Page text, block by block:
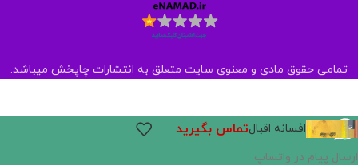
تمامی حقوق مادی و معنوی سایت متعلق به انتشارات چاپخش میباشد.
افسانه اقبالتماس بگیرید